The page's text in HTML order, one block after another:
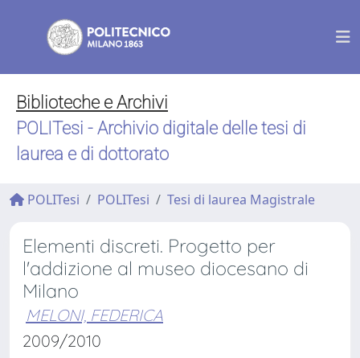
Biblioteche e Archivi
POLITesi - Archivio digitale delle tesi di
laurea e di dottorato
POLITesi POLITesi Tesi di laurea Magistrale
Elementi discreti. Progetto per
l'addizione al museo diocesano di
Milano
MELONI, FEDERICA
2009/2010